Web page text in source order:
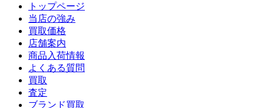
トップページ
当店の強み
買取価格
店舗案内
商品入荷情報
よくある質問
買取
査定
ブランド買取